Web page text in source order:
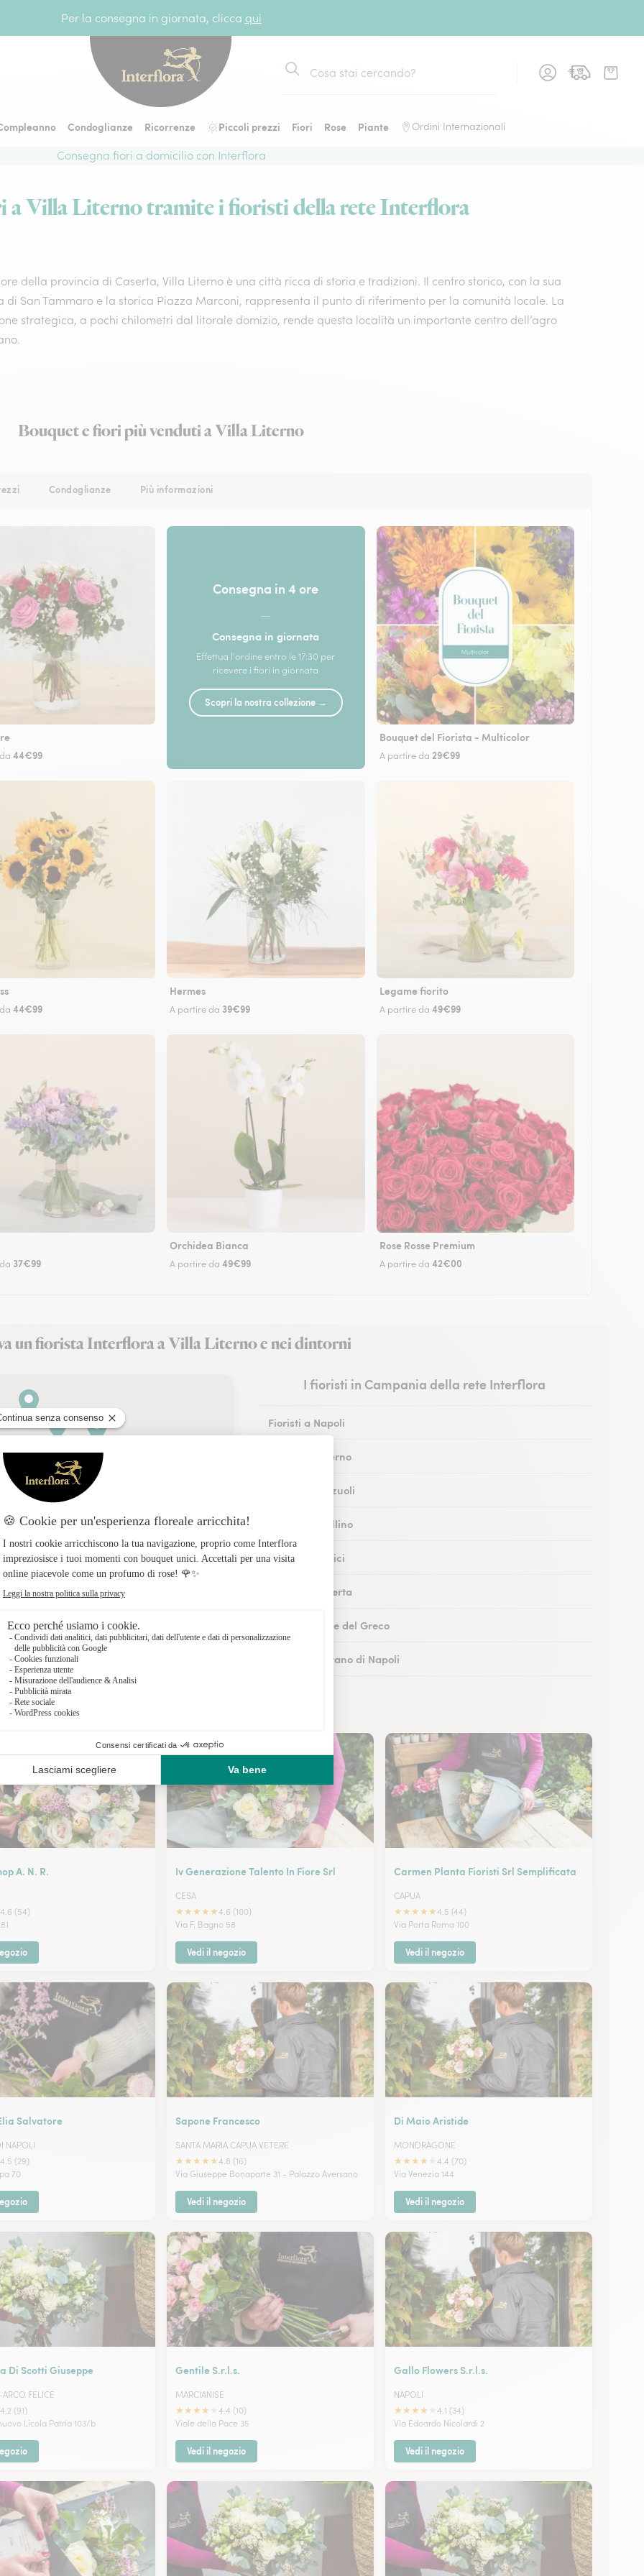
Per la consegna in giornata, clicca qui
Cerca
Condoglianze Ricorrenze Piccoli prezzi Fiori Rose Piante Ordini Internazionali
Consegna fiori a domicilio con Interflora
a Villa Literno tramite i fioristi della rete Interflora
della provincia di Caserta, Villa Literno è una città ricca di storia e tradizioni. Il centro storico, con la sua
di San Tammaro e la storica Piazza Marconi, rappresenta il punto di riferimento per la comunità locale. La
strategica, a pochi chilometri dal litorale domizio, rende questa località un importante centro dell’agro
Bouquet e fiori più venduti a Villa Literno
Condoglianze Più informazioni
44€99
Consegna in 4 ore
—
Consegna in giornata
Effettua l'ordine entro le 17:30 per
ricevere i fiori in giornata
Scopri la nostra collezione →
Bouquet del Fiorista - Multicolor
A partire da 29€99
44€99
Hermes
A partire da 39€99
Legame fiorito
A partire da 49€99
37€99
Orchidea Bianca
A partire da 49€99
Rose Rosse Premium
A partire da 42€00
un fiorista Interflora a Villa Literno e nei dintorni
I fioristi in Campania della rete Interflora
Fioristi a Napoli
Fioristi a Salerno
Fioristi a Pozzuoli
Fioristi a Avellino
Fioristi a Portici
Fioristi a Caserta
Fioristi a Torre del Greco
Fioristi a Marano di Napoli
A. N. R.
4.6 (54)
Iv Generazione Talento In Fiore Srl
CESA
★★★★★4.6 (100)
Via F. Bagno 58
Vedi il negozio
Carmen Planta Fioristi Srl Semplificata
CAPUA
★★★★★4.5 (44)
Via Porta Roma 100
Vedi il negozio
Salvatore
NAPOLI
4.5 (29)
70
Sapone Francesco
SANTA MARIA CAPUA VETERE
★★★★★4.8 (16)
Via Giuseppe Bonaparte 31 - Palazzo Aversano
Vedi il negozio
Di Maio Aristide
MONDRAGONE
★★★★
4.4 (70)
Via Venezia 144
Vedi il negozio
Di Scotti Giuseppe
FELICE
4.2 (91)
Licola Patria 103/b
Gentile S.r.l.s.
MARCIANISE
★★★★
4.4 (10)
Viale della Pace 35
Vedi il negozio
Gallo Flowers S.r.l.s.
NAPOLI
★★★★
4.1 (34)
Via Edoardo Nicolardi 2
Vedi il negozio